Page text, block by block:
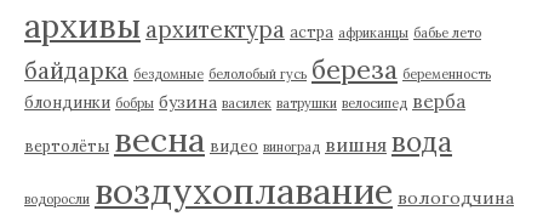
архивы архитектура астра африканцы бабье лето
байдарка бездомные белолобый гусь береза беременность
блондинки бобры бузина василек ватрушки велосипед верба
вертолёты весна видео виноград вишня вода
водоросли воздухоплавание вологодчина